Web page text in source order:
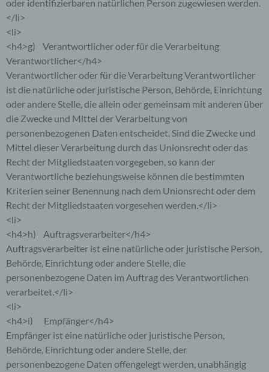
oder identifizierbaren natürlichen Person zugewiesen werden.
</li>
<li>
<h4>g) Verantwortlicher oder für die Verarbeitung
Verantwortlicher</h4>
Verantwortlicher oder für die Verarbeitung Verantwortlicher
ist die natürliche oder juristische Person, Behörde, Einrichtung
oder andere Stelle, die allein oder gemeinsam mit anderen über
die Zwecke und Mittel der Verarbeitung von
personenbezogenen Daten entscheidet. Sind die Zwecke und
Mittel dieser Verarbeitung durch das Unionsrecht oder das
Recht der Mitgliedstaaten vorgegeben, so kann der
Verantwortliche beziehungsweise können die bestimmten
Kriterien seiner Benennung nach dem Unionsrecht oder dem
Recht der Mitgliedstaaten vorgesehen werden.</li>
<li>
<h4>h) Auftragsverarbeiter</h4>
Auftragsverarbeiter ist eine natürliche oder juristische Person,
Behörde, Einrichtung oder andere Stelle, die
personenbezogene Daten im Auftrag des Verantwortlichen
verarbeitet.</li>
<li>
<h4>i) Empfänger</h4>
Empfänger ist eine natürliche oder juristische Person,
Behörde, Einrichtung oder andere Stelle, der
personenbezogene Daten offengelegt werden, unabhängig